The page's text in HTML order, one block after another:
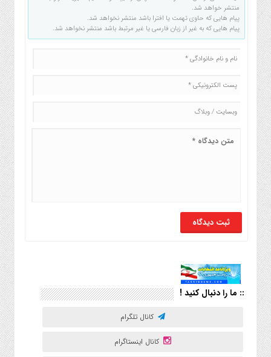
منتشر خواهد شد.
پیام هایی که حاوی تهمت یا افترا باشد منتشر نخواهد شد.
پیام هایی که به غیر از زبان فارسی یا غیر مرتبط باشد منتشر نخواهد شد.
:: ما را دنبال کنید !
کانال تلگرام
کانال اینستاگرام